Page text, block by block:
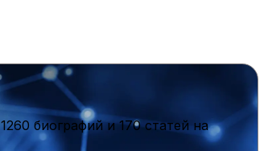
1260 биографийи170 статейна